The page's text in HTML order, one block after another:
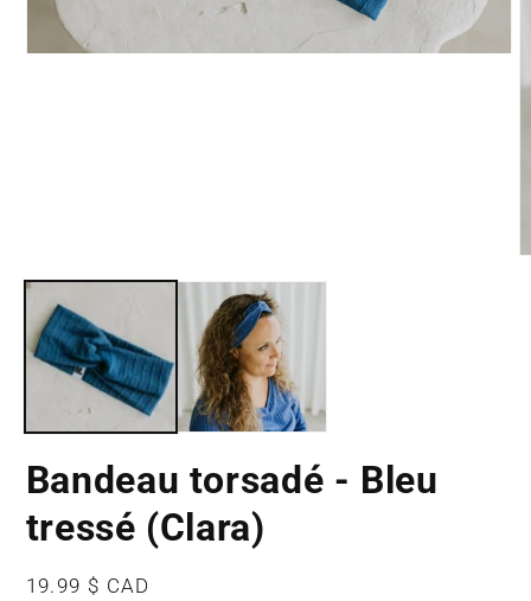
Bandeau torsadé - Bleu
tressé (Clara)
Prix
19.99 $ CAD